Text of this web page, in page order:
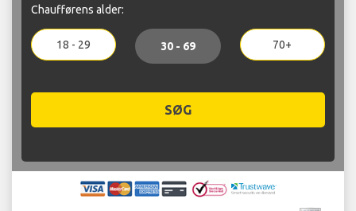
Chaufførens alder:
18 - 29 30 - 69 70+
SØG